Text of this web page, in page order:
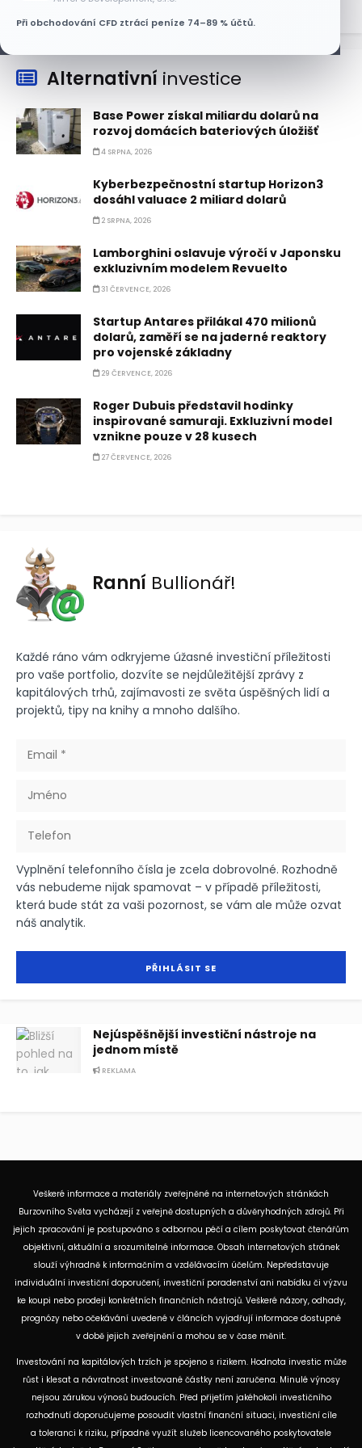
Při obchodování CFD ztrácí peníze 74–89 % účtů.
Alternativní investice
Base Power získal miliardu dolarů na
rozvoj domácích bateriových úložišť
4 SRPNA, 2026
Kyberbezpečnostní startup Horizon3
dosáhl valuace 2 miliard dolarů
2 SRPNA, 2026
Lamborghini oslavuje výročí v Japonsku
exkluzivním modelem Revuelto
31 ČERVENCE, 2026
Startup Antares přilákal 470 milionů
dolarů, zaměří se na jaderné reaktory
pro vojenské základny
29 ČERVENCE, 2026
Roger Dubuis představil hodinky
inspirované samuraji. Exkluzivní model
vznikne pouze v 28 kusech
27 ČERVENCE, 2026
Ranní Bullionář!
Každé ráno vám odkryjeme úžasné investiční příležitosti
pro vaše portfolio, dozvíte se nejdůležitější zprávy z
kapitálových trhů, zajímavosti ze světa úspěšných lidí a
projektů, tipy na knihy a mnoho dalšího.
Vyplnění telefonního čísla je zcela dobrovolné. Rozhodně
vás nebudeme nijak spamovat – v případě příležitosti,
která bude stát za vaši pozornost, se vám ale může ozvat
náš analytik.
Nejúspěšnější investiční nástroje na
jednom místě
REKLAMA
Veškeré informace a materiály zveřejněné na internetových stránkách
Burzovního Světa vycházejí z veřejně dostupných a důvěryhodných zdrojů. Při
jejich zpracování je postupováno s odbornou péčí a cílem poskytovat čtenářům
objektivní, aktuální a srozumitelné informace. Obsah internetových stránek
slouží výhradně k informačním a vzdělávacím účelům. Nepředstavuje
individuální investiční doporučení, investiční poradenství ani nabídku či výzvu
ke koupi nebo prodeji konkrétních finančních nástrojů. Veškeré názory, odhady,
prognózy nebo očekávání uvedené v článcích vyjadřují informace dostupné
v době jejich zveřejnění a mohou se v čase měnit.
Investování na kapitálových trzích je spojeno s rizikem. Hodnota investic může
růst i klesat a návratnost investované částky není zaručena. Minulé výnosy
nejsou zárukou výnosů budoucích. Před přijetím jakéhokoli investičního
rozhodnutí doporučujeme posoudit vlastní finanční situaci, investiční cíle
a toleranci k riziku, případně využít služeb licencovaného poskytovatele